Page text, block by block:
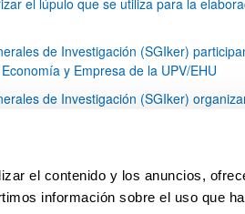
el contenido y los anuncios,
información sobre el uso que
de Investigación (SGIker)
y Empresa de la UPV/EHU
de Investigación (SGIker)
variedades de lúpulo silvestre